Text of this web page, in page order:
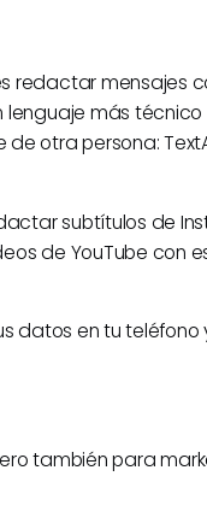
redactar mensajes
lenguaje más
de otra persona:
subtítulos de
de YouTube con
datos en tu
también para